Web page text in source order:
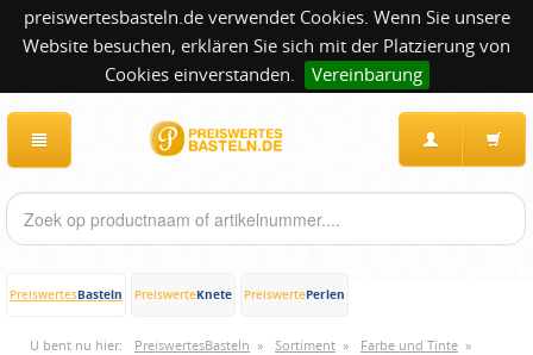
preiswertesbasteln.de verwendet Cookies. Wenn Sie unsere
Website besuchen, erklären Sie sich mit der Platzierung von
Cookies einverstanden.
Vereinbarung
PreiswertesBasteln PreiswerteKnete PreiswertePerlen
U bent nu hier: PreiswertesBasteln » Sortiment » Farbe und Tinte »